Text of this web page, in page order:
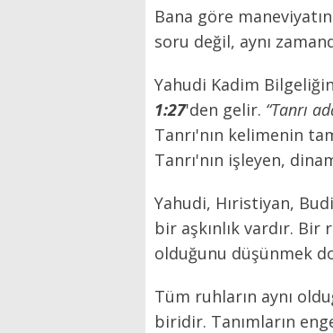
Bana göre
soru değil, aynı
Yahudi Kadim
1:27'den gelir. “Tanrı
Tanrı'nın kelimenin
Tanrı'nın işleyen,
Yahudi, Hıristiyan,
bir aşkınlık vardır.
olduğunu düşünmek
Tüm ruhların aynı
biridir. Tanımların